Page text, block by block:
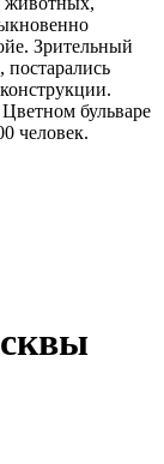
Зрительный
бульваре
человек.